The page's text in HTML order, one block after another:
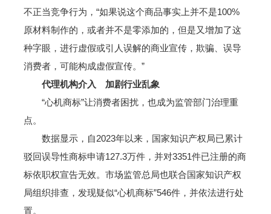
不正当竞争行为，“如果说这个商品事实上并不是100%
原材料制作的，或者并不是零添加的，但是又增加了这
种字眼，进行虚假或引人误解的商业宣传，欺骗、误导
消费者，可能构成虚假宣传。”
代理机构介入 加剧行业乱象
“心机商标”让消费者困扰，也成为监管部门治理重
点。
数据显示，自2023年以来，国家知识产权局已累计
驳回误导性商标申请127.3万件，并对3351件已注册的商
标依职权宣告无效。市场监管总局也联合国家知识产权
局组织排查，发现疑似“心机商标”546件，并依法进行处
置。